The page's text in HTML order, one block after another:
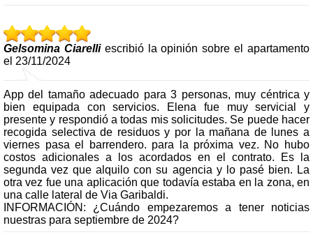
Gelsomina Ciarelliescribió la opinión sobre el apartamento
el 23/11/2024
App del tamaño adecuado para 3 personas, muy céntrica y
bien equipada con servicios. Elena fue muy servicial y
presente y respondió a todas mis solicitudes. Se puede hacer
recogida selectiva de residuos y por la mañana de lunes a
viernes pasa el barrendero. para la próxima vez. No hubo
costos adicionales a los acordados en el contrato. Es la
segunda vez que alquilo con su agencia y lo pasé bien. La
otra vez fue una aplicación que todavía estaba en la zona, en
una calle lateral de Via Garibaldi.
INFORMACIÓN: ¿Cuándo empezaremos a tener noticias
nuestras para septiembre de 2024?